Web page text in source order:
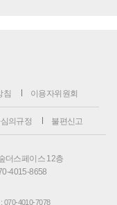
침 이용자위원회
의규정 불편신고
더스페이스 12층
4015-8658
070-4010-7078